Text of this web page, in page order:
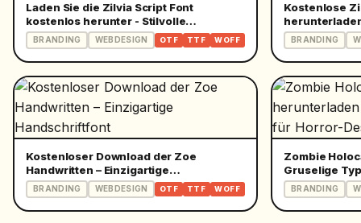
Laden Sie die Zilvia Script Font
kostenlos herunter - Stilvolle
Kalligrafie für kreative Projekte
BRANDING WEBDESIGN OTF TTF WOFF
Kostenlose
Ihre Designs
BRANDING
Kostenloser Download der Zoe
Handwritten – Einzigartige
Handschriftfont
BRANDING WEBDESIGN OTF TTF WOFF
Zombie
Gruselige
Designs
BRANDING